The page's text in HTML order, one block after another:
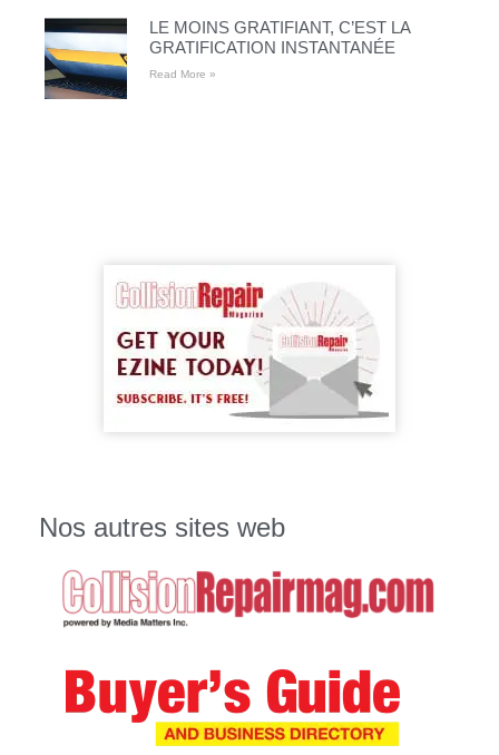
LE MOINS GRATIFIANT, C’EST LA
GRATIFICATION INSTANTANÉE
Read More »
Nos autres sites web